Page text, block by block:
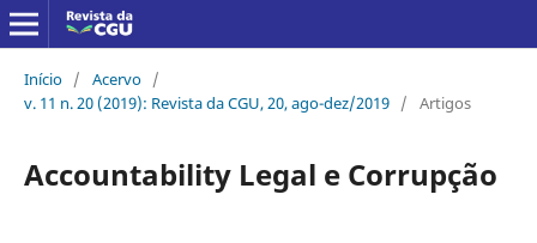
Início / Acervo /
v. 11 n. 20 (2019): Revista da CGU, 20, ago-dez/2019 / Artigos
Accountability Legal e Corrupção